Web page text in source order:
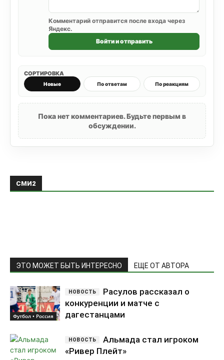
Комментарий отправится после входа через
Яндекс.
Войти и отправить
СОРТИРОВКА
Новые По ответам По реакциям
Пока нет комментариев. Будьте первым в
обсуждении.
СМИ2
ЭТО МОЖЕТ БЫТЬ ИНТЕРЕСНО ЕЩЕ ОТ АВТОРА
Футбол • Россия
Расулов рассказал о
конкуренции и матче с
дагестанцами
Альмада стал игроком
«Ривер Плейт»